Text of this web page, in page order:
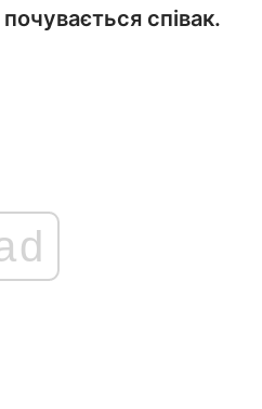
співак.